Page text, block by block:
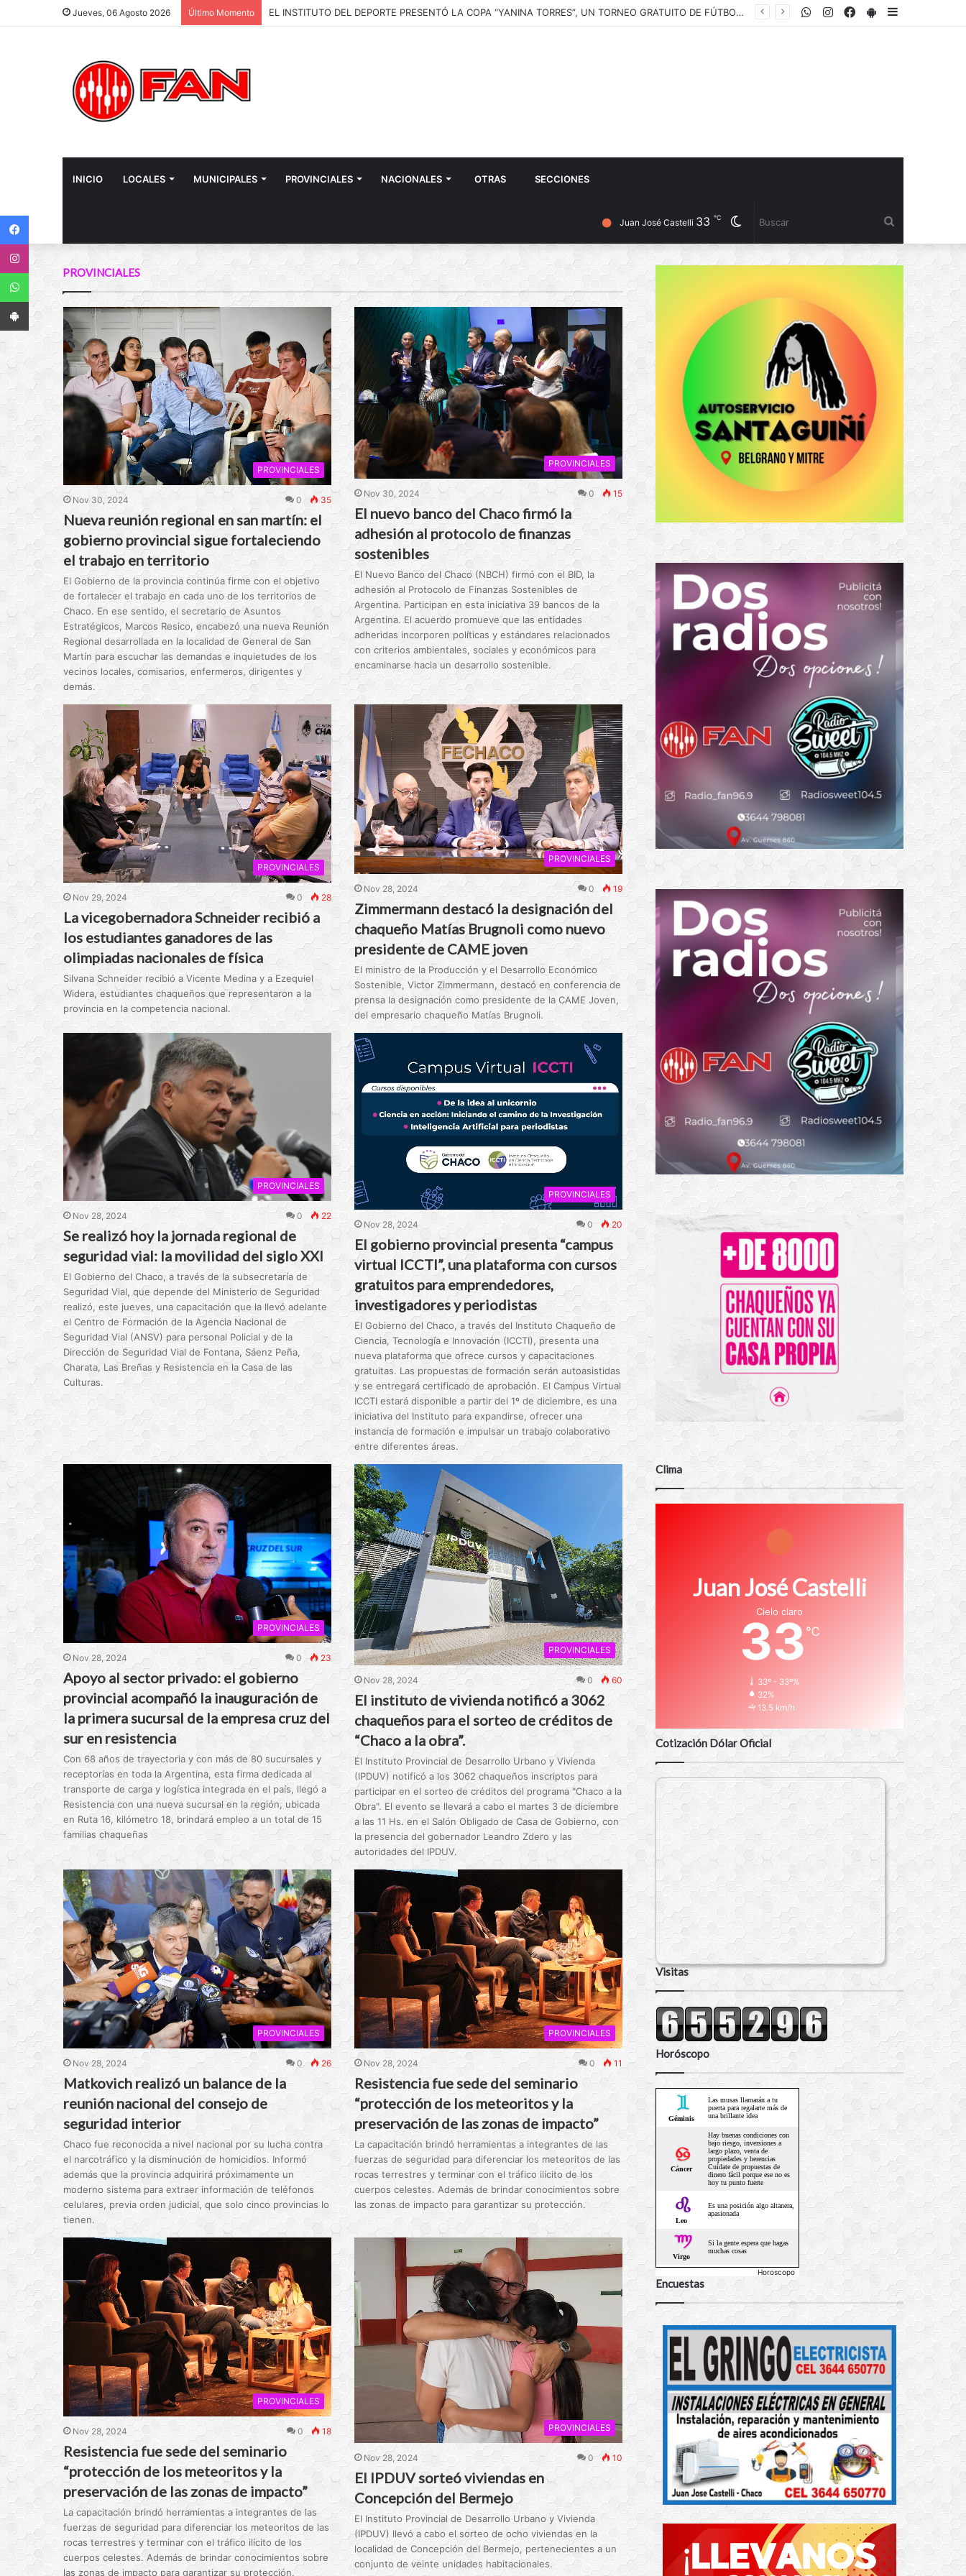
Jueves, 06 Agosto 2026 Último Momento MÁS SEGURIDAD PARA LA ZONA SUR: AVANZA LA INSTALACIÓN DE UN NUEVO PUESTO POLICIAL EN EL EX CAMPO ZAMPA PlayStore
Facebook
Instagram
WhatsApp
INICIO LOCALES MUNICIPALES PROVINCIALES NACIONALES OTRAS SECCIONES
Cambiar
modo
Juan José Castelli 33 ℃
PROVINCIALES
PROVINCIALES
Nov 30, 2024 0 35
Nueva reunión regional en san martín: el
gobierno provincial sigue fortaleciendo
el trabajo en territorio
El Gobierno de la provincia continúa firme con el objetivo
de fortalecer el trabajo en cada uno de los territorios de
Chaco. En ese sentido, el secretario de Asuntos
Estratégicos, Marcos Resico, encabezó una nueva Reunión
Regional desarrollada en la localidad de General de San
Martín para escuchar las demandas e inquietudes de los
vecinos locales, comisarios, enfermeros, dirigentes y
demás.
PROVINCIALES
Nov 30, 2024 0 15
El nuevo banco del Chaco firmó la
adhesión al protocolo de finanzas
sostenibles
El Nuevo Banco del Chaco (NBCH) firmó con el BID, la
adhesión al Protocolo de Finanzas Sostenibles de
Argentina. Participan en esta iniciativa 39 bancos de la
Argentina. El acuerdo promueve que las entidades
adheridas incorporen políticas y estándares relacionados
con criterios ambientales, sociales y económicos para
encaminarse hacia un desarrollo sostenible.
PROVINCIALES
Nov 29, 2024 0 28
La vicegobernadora Schneider recibió a
los estudiantes ganadores de las
olimpiadas nacionales de física
Silvana Schneider recibió a Vicente Medina y a Ezequiel
Widera, estudiantes chaqueños que representaron a la
provincia en la competencia nacional.
PROVINCIALES
Nov 28, 2024 0 19
Zimmermann destacó la designación del
chaqueño Matías Brugnoli como nuevo
presidente de CAME joven
El ministro de la Producción y el Desarrollo Económico
Sostenible, Victor Zimmermann, destacó en conferencia de
prensa la designación como presidente de la CAME Joven,
del empresario chaqueño Matías Brugnoli.
PROVINCIALES
Nov 28, 2024 0 22
Se realizó hoy la jornada regional de
seguridad vial: la movilidad del siglo XXI
El Gobierno del Chaco, a través de la subsecretaría de
Seguridad Vial, que depende del Ministerio de Seguridad
realizó, este jueves, una capacitación que la llevó adelante
el Centro de Formación de la Agencia Nacional de
Seguridad Vial (ANSV) para personal Policial y de la
Dirección de Seguridad Vial de Fontana, Sáenz Peña,
Charata, Las Breñas y Resistencia en la Casa de las
Culturas.
PROVINCIALES
Nov 28, 2024 0 20
El gobierno provincial presenta “campus
virtual ICCTI”, una plataforma con cursos
gratuitos para emprendedores,
investigadores y periodistas
El Gobierno del Chaco, a través del Instituto Chaqueño de
Ciencia, Tecnología e Innovación (ICCTI), presenta una
nueva plataforma que ofrece cursos y capacitaciones
gratuitas. Las propuestas de formación serán autoasistidas
y se entregará certificado de aprobación. El Campus Virtual
ICCTI estará disponible a partir del 1º de diciembre, es una
iniciativa del Instituto para expandirse, ofrecer una
instancia de formación e impulsar un trabajo colaborativo
entre diferentes áreas.
PROVINCIALES
Nov 28, 2024 0 23
Apoyo al sector privado: el gobierno
provincial acompañó la inauguración de
la primera sucursal de la empresa cruz del
sur en resistencia
Con 68 años de trayectoria y con más de 80 sucursales y
receptorías en toda la Argentina, esta firma dedicada al
transporte de carga y logística integrada en el país, llegó a
Resistencia con una nueva sucursal en la región, ubicada
en Ruta 16, kilómetro 18, brindará empleo a un total de 15
familias chaqueñas
PROVINCIALES
Nov 28, 2024 0 60
El instituto de vivienda notificó a 3062
chaqueños para el sorteo de créditos de
“Chaco a la obra”.
El Instituto Provincial de Desarrollo Urbano y Vivienda
(IPDUV) notificó a los 3062 chaqueños inscriptos para
participar en el sorteo de créditos del programa "Chaco a la
Obra". El evento se llevará a cabo el martes 3 de diciembre
a las 11 Hs. en el Salón Obligado de Casa de Gobierno, con
la presencia del gobernador Leandro Zdero y las
autoridades del IPDUV.
PROVINCIALES
Nov 28, 2024 0 26
Matkovich realizó un balance de la
reunión nacional del consejo de
seguridad interior
Chaco fue reconocida a nivel nacional por su lucha contra
el narcotráfico y la disminución de homicidios. Informó
además que la provincia adquirirá próximamente un
moderno sistema para extraer información de teléfonos
celulares, previa orden judicial, que solo cinco provincias lo
tienen.
PROVINCIALES
Nov 28, 2024 0 11
Resistencia fue sede del seminario
“protección de los meteoritos y la
preservación de las zonas de impacto”
La capacitación brindó herramientas a integrantes de las
fuerzas de seguridad para diferenciar los meteoritos de las
rocas terrestres y terminar con el tráfico ilícito de los
cuerpos celestes. Además de brindar conocimientos sobre
las zonas de impacto para garantizar su protección.
PROVINCIALES
Nov 28, 2024 0 18
Resistencia fue sede del seminario
“protección de los meteoritos y la
preservación de las zonas de impacto”
La capacitación brindó herramientas a integrantes de las
fuerzas de seguridad para diferenciar los meteoritos de las
rocas terrestres y terminar con el tráfico ilícito de los
cuerpos celestes. Además de brindar conocimientos sobre
las zonas de impacto para garantizar su protección.
PROVINCIALES
Nov 28, 2024 0 10
El IPDUV sorteó viviendas en
Concepción del Bermejo
El Instituto Provincial de Desarrollo Urbano y Vivienda
(IPDUV) llevó a cabo el sorteo de ocho viviendas en la
localidad de Concepción del Bermejo, pertenecientes a un
conjunto de veinte unidades habitacionales.
Clima
Juan José Castelli
Cielo claro
33 ℃
33º - 33º%
32%
13.5 km/h
Cotización Dólar Oficial
Visitas
Horóscopo
Horoscopo
Encuestas
Instagram
WhatsApp
App Android